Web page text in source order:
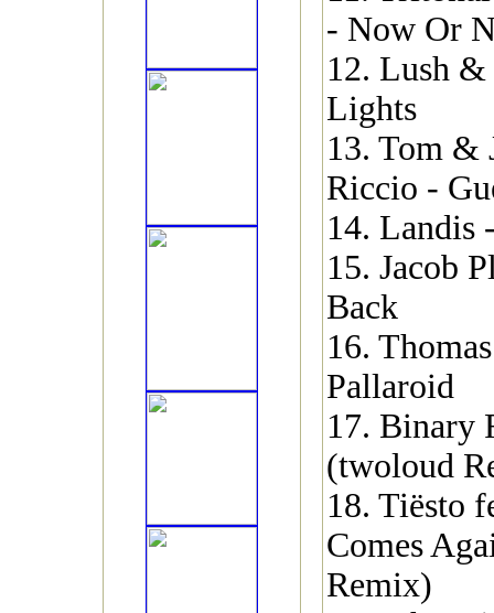
- Now Or
12. Lush
Lights
13. Tom &
Riccio -
14. Landis
15. Jacob
Back
16.
Pallaroid
17. Binary
(twoloud
18. Tiësto
Comes
Remix)